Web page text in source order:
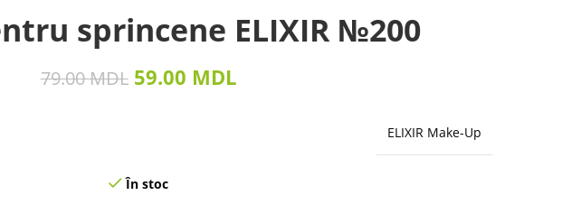
sprincene ELIXIR №200
79.00MDL 59.00 MDL
ELIXIR Make-Up
În stoc